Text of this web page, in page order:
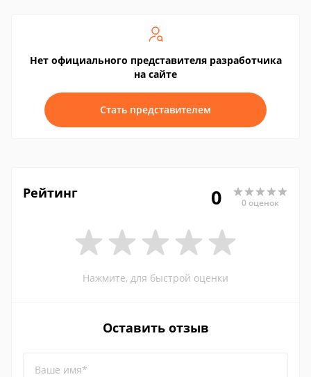
Нет официального представителя разработчика
на сайте
Стать представителем
Рейтинг 0 0 оценок
Нажмите, для быстрой оценки
Оставить отзыв
Ваше имя*